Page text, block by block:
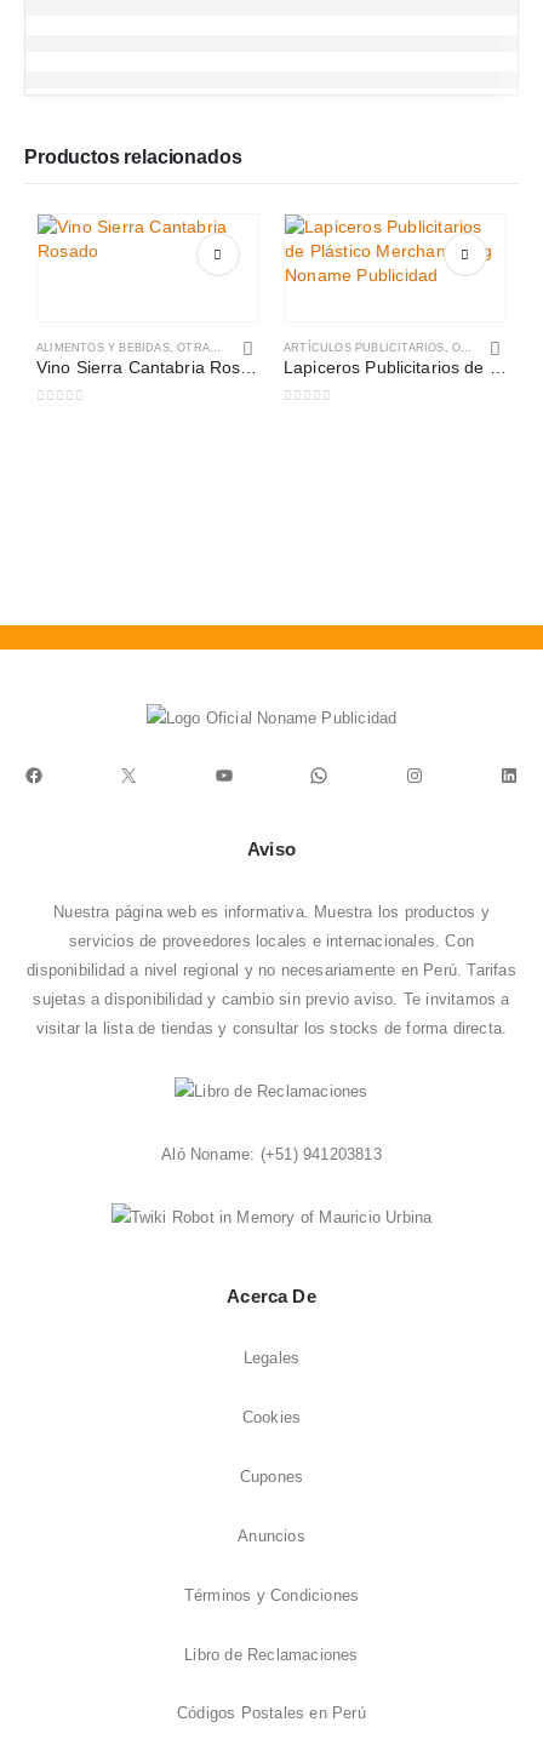
Productos relacionados
ALIMENTOS Y BEBIDAS,OTRAS CATEGORÍAS
Vino Sierra Cantabria Rosado
ARTÍCULOS PUBLICITARIOS ,OTRAS CATEGORÍAS
Lapiceros Publicitarios de Plástico Personalizado
Facebook X YouTube WhatsApp Instagram
Aviso
Nuestra página web es informativa. Muestra los productos y
servicios de proveedores locales e internacionales. Con
disponibilidad a nivel regional y no necesariamente en Perú. Tarifas
sujetas a disponibilidad y cambio sin previo aviso. Te invitamos a
visitar la lista de tiendas y consultar los stocks de forma directa.
Aló Noname: (+51) 941203813
Acerca De
Legales
Cookies
Cupones
Anuncios
Términos y Condiciones
Libro de Reclamaciones
Códigos Postales en Perú